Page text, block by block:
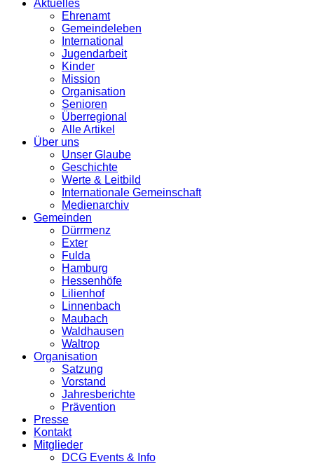
Aktuelles
Ehrenamt
Gemeindeleben
International
Jugendarbeit
Kinder
Mission
Organisation
Senioren
Überregional
Alle Artikel
Über uns
Unser Glaube
Geschichte
Werte & Leitbild
Internationale Gemeinschaft
Medienarchiv
Gemeinden
Dürrmenz
Exter
Fulda
Hamburg
Hessenhöfe
Lilienhof
Linnenbach
Maubach
Waldhausen
Waltrop
Organisation
Satzung
Vorstand
Jahresberichte
Prävention
Presse
Kontakt
Mitglieder
DCG Events & Info